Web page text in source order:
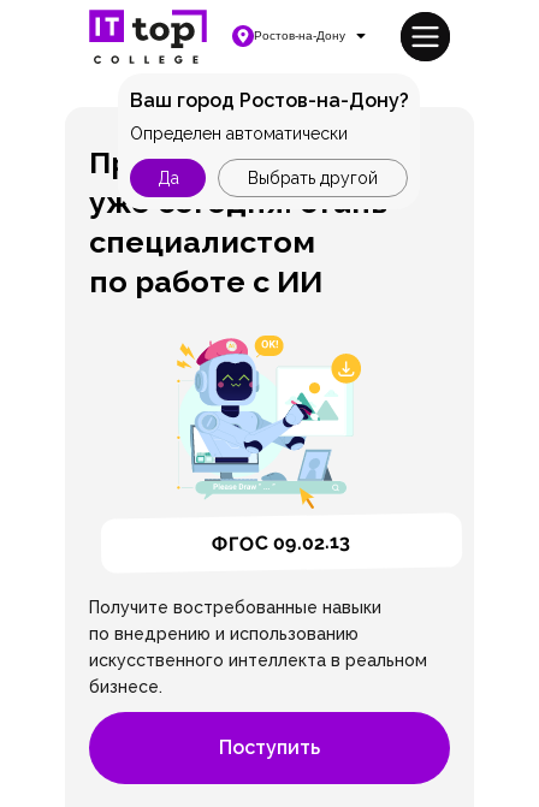
Ростов-на-Дону
Ваш город Ростов-на-Дону?
Да Выбрать другой
Определен автоматически
ФГОС 09.02.13
Получите востребованные навыки
по внедрению и использованию
искусственного интеллекта в реальном
бизнесе.
Профессия будущего
уже сегодня: стань
специалистом
по работе с ИИ
Поступить